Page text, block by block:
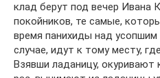
клад берут под вечер Ивана
покойников, те самые,
время панихиды над усопшим
случае, идут к тому месту,
Взявши ладаницу,